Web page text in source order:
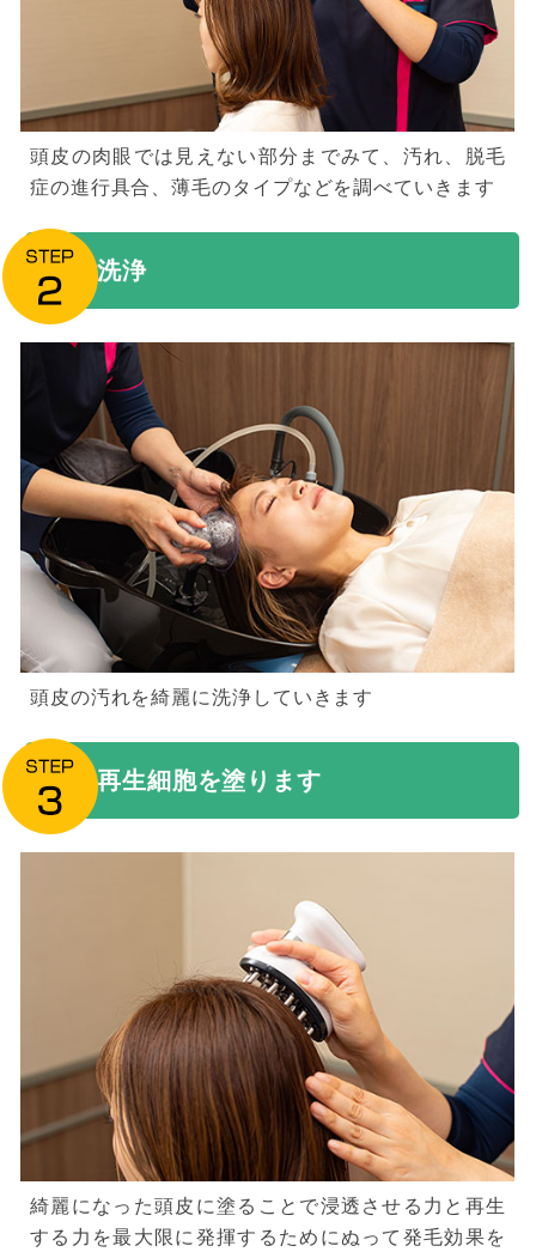
頭皮の肉眼では見えない部分までみて、汚れ、脱毛
症の進行具合、薄毛のタイプなどを調べていきます
洗浄
頭皮の汚れを綺麗に洗浄していきます
再生細胞を塗ります
綺麗になった頭皮に塗ることで浸透させる力と再生
する力を最大限に発揮するためにぬって発毛効果を